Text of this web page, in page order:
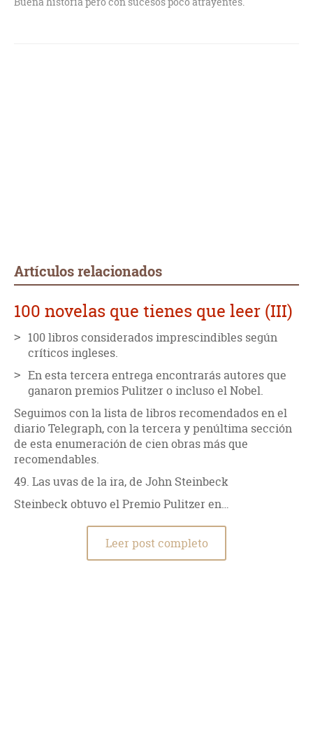
Artículos relacionados
100 novelas que tienes que leer (III)
100 libros considerados imprescindibles según
críticos ingleses.
En esta tercera entrega encontrarás autores que
ganaron premios Pulitzer o incluso el Nobel.
Seguimos con la lista de libros recomendados en el
diario Telegraph, con la tercera y penúltima sección
de esta enumeración de cien obras más que
recomendables.
49. Las uvas de la ira, de John Steinbeck
Steinbeck obtuvo el Premio Pulitzer en…
Leer post completo